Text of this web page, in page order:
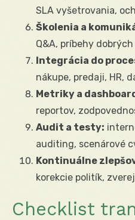
SLA vyšetrovania,
Školenia a
Q&A, príbehy
Integrácia do
nákupe, predaji, HR,
Metriky a
reportov,
Audit a testy:
auditing, scenárové
Kontinuálne
korekcie politík,
Checklist